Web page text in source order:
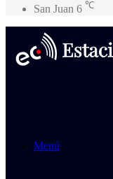
San Juan 6 ℃
Menú